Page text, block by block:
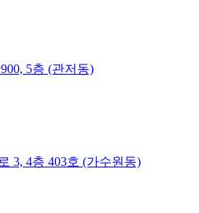
5층 (관저동)
3, 4층 403호 (가수원동)